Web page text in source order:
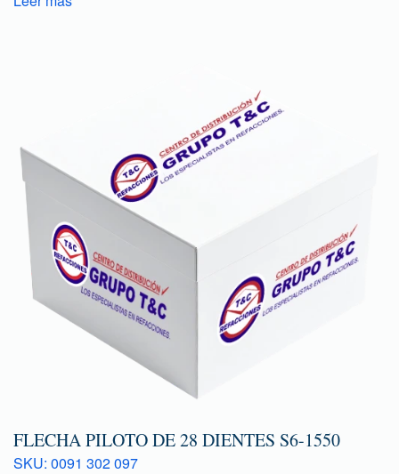
FLECHA PILOTO DE 28 DIENTES S6-1550
SKU: 0091 302 097